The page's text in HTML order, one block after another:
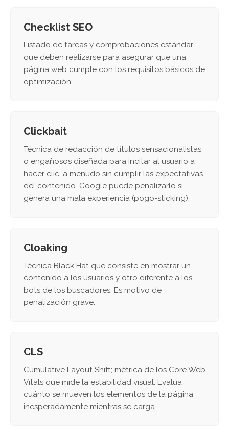
Checklist SEO
Listado de tareas y comprobaciones estándar
que deben realizarse para asegurar que una
página web cumple con los requisitos básicos de
optimización.
Clickbait
Técnica de redacción de títulos sensacionalistas
o engañosos diseñada para incitar al usuario a
hacer clic, a menudo sin cumplir las expectativas
del contenido. Google puede penalizarlo si
genera una mala experiencia (pogo-sticking).
Cloaking
Técnica Black Hat que consiste en mostrar un
contenido a los usuarios y otro diferente a los
bots de los buscadores. Es motivo de
penalización grave.
CLS
Cumulative Layout Shift; métrica de los Core Web
Vitals que mide la estabilidad visual. Evalúa
cuánto se mueven los elementos de la página
inesperadamente mientras se carga.